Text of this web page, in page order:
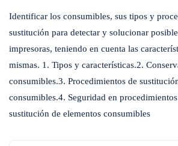
Identificar los consumibles, sus tipos y
sustitución para detectar y solucionar
impresoras, teniendo en cuenta las
mismas. 1. Tipos y características.2.
consumibles.3. Procedimientos de
consumibles.4. Seguridad en
sustitución de elementos consumibles